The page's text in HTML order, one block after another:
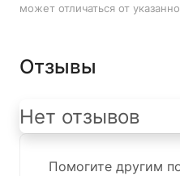
может отличаться от
Отзывы
Помогите другим
Нет отзывов